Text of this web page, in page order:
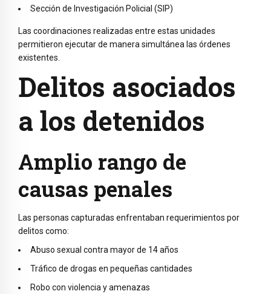
Sección de Investigación Policial (SIP)
Las coordinaciones realizadas entre estas unidades
permitieron ejecutar de manera simultánea las órdenes
existentes.
Delitos asociados
a los detenidos
Amplio rango de
causas penales
Las personas capturadas enfrentaban requerimientos por
delitos como:
Abuso sexual contra mayor de 14 años
Tráfico de drogas en pequeñas cantidades
Robo con violencia y amenazas